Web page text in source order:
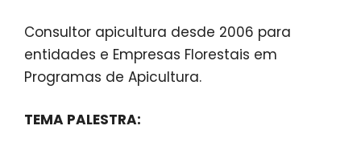
Consultor apicultura desde 2006 para
entidades e Empresas Florestais em
Programas de Apicultura.
TEMA PALESTRA: